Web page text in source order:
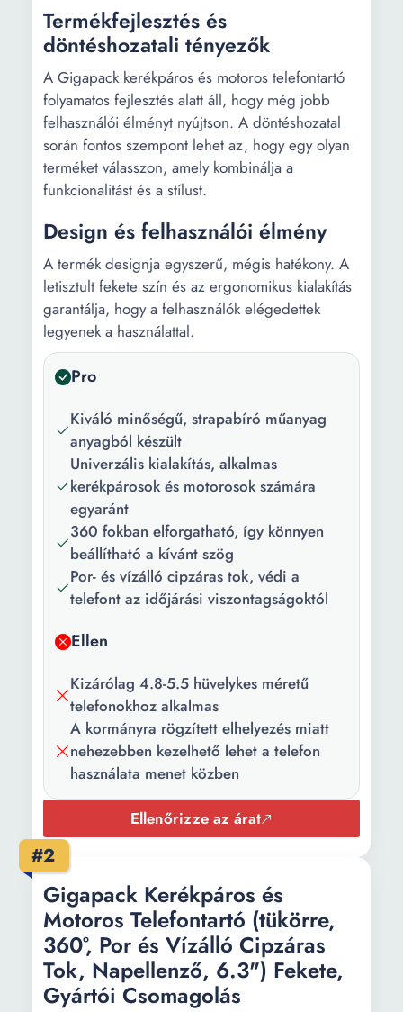
Termékfejlesztés és
döntéshozatali tényezők
A Gigapack kerékpáros és motoros telefontartó
folyamatos fejlesztés alatt áll, hogy még jobb
felhasználói élményt nyújtson. A döntéshozatal
során fontos szempont lehet az, hogy egy olyan
terméket válasszon, amely kombinálja a
funkcionalitást és a stílust.
Design és felhasználói élmény
A termék designja egyszerű, mégis hatékony. A
letisztult fekete szín és az ergonomikus kialakítás
garantálja, hogy a felhasználók elégedettek
legyenek a használattal.
Pro
Kiváló minőségű, strapabíró műanyag
anyagból készült
Univerzális kialakítás, alkalmas
kerékpárosok és motorosok számára
egyaránt
360 fokban elforgatható, így könnyen
beállítható a kívánt szög
Por- és vízálló cipzáras tok, védi a
telefont az időjárási viszontagságoktól
Ellen
Kizárólag 4.8-5.5 hüvelykes méretű
telefonokhoz alkalmas
A kormányra rögzített elhelyezés miatt
nehezebben kezelhető lehet a telefon
használata menet közben
Ellenőrizze az árat
#2
Gigapack Kerékpáros és
Motoros Telefontartó (tükörre,
360°, Por és Vízálló Cipzáras
Tok, Napellenző, 6.3") Fekete,
Gyártói Csomagolás